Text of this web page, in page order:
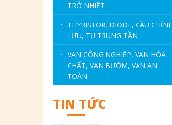
TRỞ NHIỆT
•
THYRISTOR, DIODE, CẦU CHỈNH
LƯU, TỤ TRUNG TẦN
• VAN CÔNG NGHIỆP, VAN HÓA
CHẤT, VAN BƯỚM, VAN AN
TOÀN
TIN TỨC